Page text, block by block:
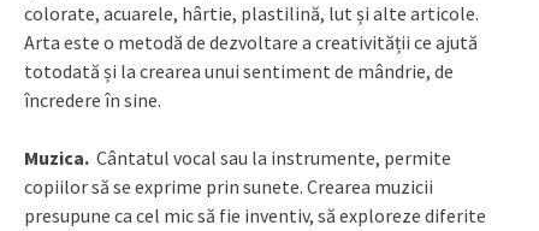
colorate, acuarele, hârtie, plastilină, lut și alte articole.
Arta este o metodă de dezvoltare a creativității ce ajută
totodată și la crearea unui sentiment de mândrie, de
încredere în sine.
Muzica. Cântatul vocal sau la instrumente, permite
copiilor să se exprime prin sunete. Crearea muzicii
presupune ca cel mic să fie inventiv, să exploreze diferite